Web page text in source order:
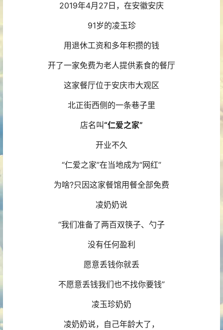
2019年4月27日，在安徽安庆
91岁的凌玉珍
用退休工资和多年积攒的钱
开了一家免费为老人提供素食的餐厅
这家餐厅位于安庆市大观区
北正街西侧的一条巷子里
店名叫“仁爱之家”
开业不久
“仁爱之家”在当地成为“网红”
为啥?只因这家餐馆用餐全部免费
凌奶奶说
“我们准备了两百双筷子、勺子
没有任何盈利
愿意丢钱你就丢
不愿意丢钱我们也不找你要钱”
凌玉珍奶奶
凌奶奶说，自己年龄大了，